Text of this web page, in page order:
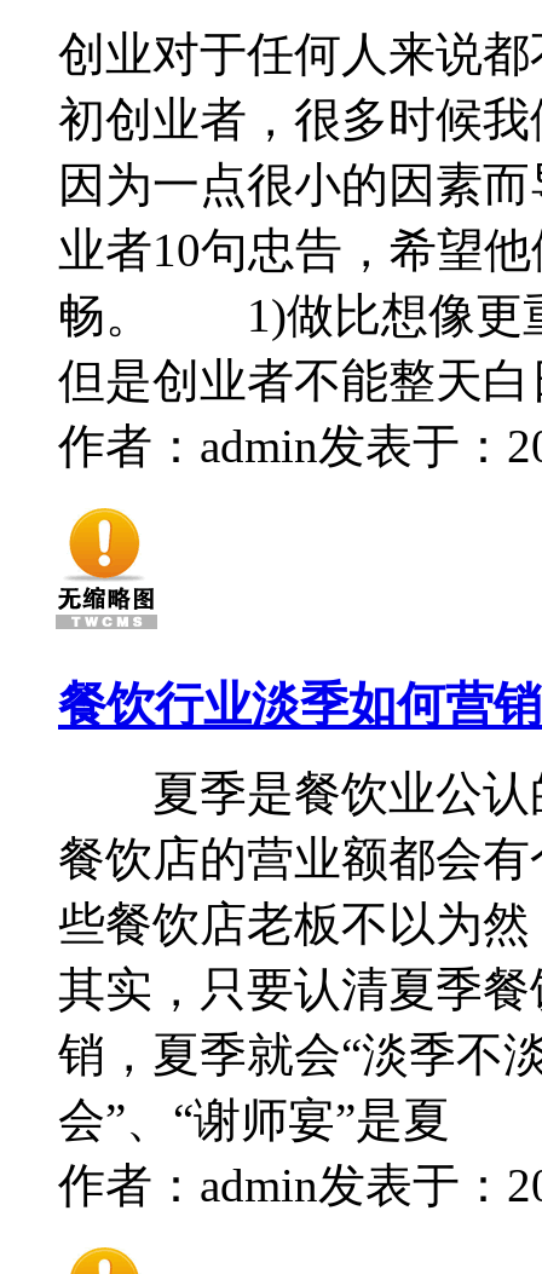
创业对于任何人来说
初创业者，很多时候
因为一点很小的因素
业者10句忠告，希望
畅。 1)做比想像更
但是创业者不能整天
作者：admin发表于：
餐饮行业淡季如何营
夏季是餐饮业公认
餐饮店的营业额都会
些餐饮店老板不以为
其实，只要认清夏季
销，夏季就会“淡季
会”、“谢师宴”是夏
作者：admin发表于：